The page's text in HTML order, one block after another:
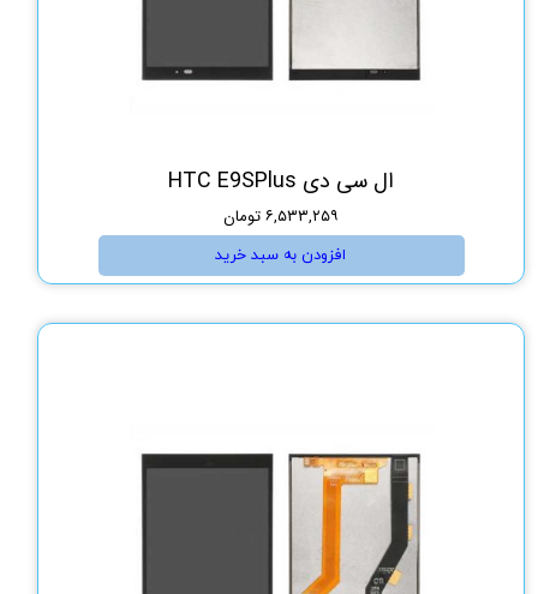
ال سی دی HTC E9SPlus
۶,۵۳۳,۲۵۹ تومان
افزودن به سبد خرید